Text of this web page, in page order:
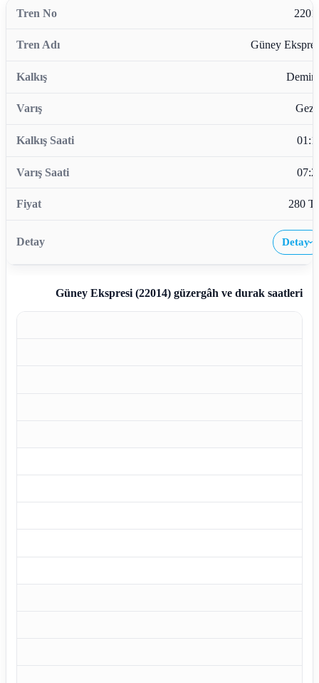
Güney
280
Detay›
Güney Ekspresi (22014)güzergâh ve durak saatleri